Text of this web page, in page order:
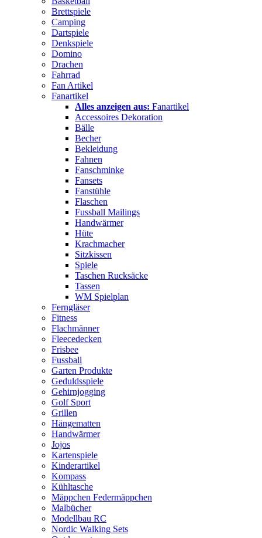
Brettspiele
Camping
Dartspiele
Denkspiele
Domino
Drachen
Fahrrad
Fan Artikel
Fanartikel
Alles anzeigen aus: Fanartikel
Accessoires Dekoration
Bälle
Becher
Bekleidung
Fahnen
Fanschminke
Fansets
Fanstühle
Flaschen
Fussball Mailings
Handwärmer
Hüte
Krachmacher
Sitzkissen
Spiele
Taschen Rucksäcke
Tassen
WM Spielplan
Ferngläser
Fitness
Flachmänner
Fleecedecken
Frisbee
Fussball
Garten Produkte
Geduldsspiele
Gehirnjogging
Golf Sport
Grillen
Hängematten
Handwärmer
Jojos
Kartenspiele
Kinderartikel
Kompass
Kühltasche
Mäppchen Federmäppchen
Malbücher
Modellbau RC
Nordic Walking Sets